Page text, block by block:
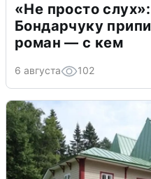
«Не просто
Бондарчуку
роман — с кем
6 августа 102